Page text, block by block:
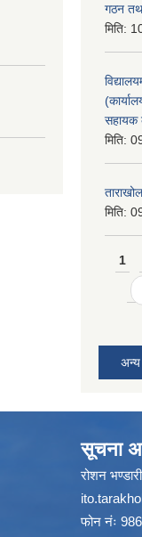
गठन
मिति:
सहायक
मिति:
मिति:
1
अन्य
सूचना
रोशन भण्डारी
फोन नंः